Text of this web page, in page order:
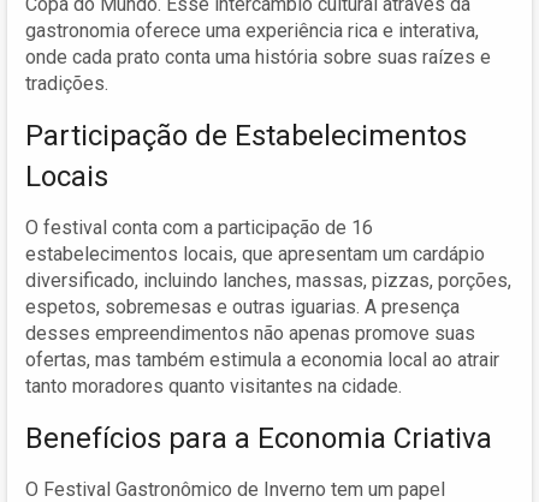
gastronomia oferece uma experiência rica e interativa,
onde cada prato conta uma história sobre suas raízes e
tradições.
Participação de Estabelecimentos
Locais
O festival conta com a participação de 16
estabelecimentos locais, que apresentam um cardápio
diversificado, incluindo lanches, massas, pizzas, porções,
espetos, sobremesas e outras iguarias. A presença
desses empreendimentos não apenas promove suas
ofertas, mas também estimula a economia local ao atrair
tanto moradores quanto visitantes na cidade.
Benefícios para a Economia Criativa
O Festival Gastronômico de Inverno tem um papel